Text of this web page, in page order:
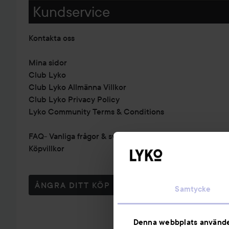
Samtycke
Denna webbplats
Kundservice
Kontakta oss
Mina sidor
Club Lyko
Club Lyko Allmänna Villkor
Club Lyko Privacy Policy
Lyko Community Terms & Conditions
FAQ- Vanliga frågor & svar
Köpvillkor
ÅNGRA DITT KÖP